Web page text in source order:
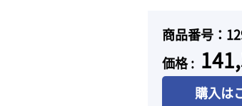
商品番号：
価格 :
購入は